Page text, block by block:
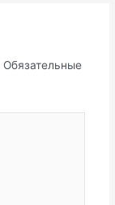
Обязательные